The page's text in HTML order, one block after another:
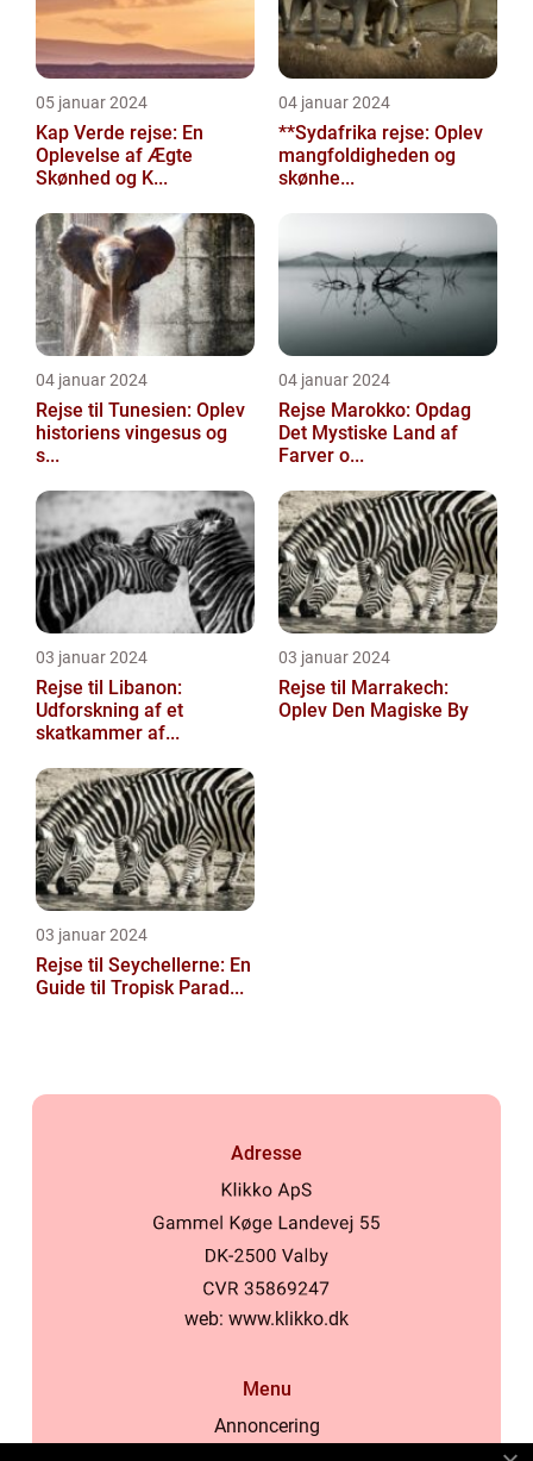
05 januar 2024
Kap Verde rejse: En
Oplevelse af Ægte
Skønhed og K...
04 januar 2024
**Sydafrika rejse: Oplev
mangfoldigheden og
skønhe...
04 januar 2024
Rejse til Tunesien: Oplev
historiens vingesus og
s...
04 januar 2024
Rejse Marokko: Opdag
Det Mystiske Land af
Farver o...
03 januar 2024
Rejse til Libanon:
Udforskning af et
skatkammer af...
03 januar 2024
Rejse til Marrakech:
Oplev Den Magiske By
03 januar 2024
Rejse til Seychellerne: En
Guide til Tropisk Parad...
Adresse
web: www.klikko.dk
Menu
Annoncering